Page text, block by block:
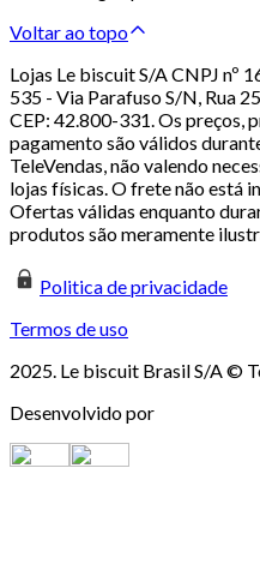
Voltar ao topo
Lojas Le biscuit S/A CNPJ nº
535 - Via Parafuso S/N, Rua
CEP: 42.800-331. Os preços,
pagamento são válidos
TeleVendas, não valendo
lojas físicas. O frete não está
Ofertas válidas enquanto
produtos são meramente
Politica de privacidade
Termos de uso
2025. Le biscuit Brasil S/A ©
Desenvolvido por